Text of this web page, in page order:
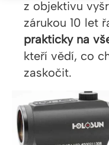
z objektivu
zárukou 10 let
prakticky na
kteří vědí, co
zaskočit.